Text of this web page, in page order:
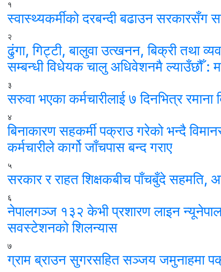
१
स्वास्थ्यकर्मीको दरबन्दी बढाउन सरकारसँग
२
ढुंगा, गिट्टी, बालुवा उत्खनन, बिक्री तथा
सम्बन्धी विधेयक चालु अधिवेशनमै ल्याउँछौँ :
३
सरुवा भएका कर्मचारीलाई ७ दिनभित्र रमाना
४
बिनाकारण सहकर्मी पक्राउ गरेको भन्दै
कर्मचारीले कार्गो जाँचपास बन्द गराए
५
सरकार र राहत शिक्षकबीच पाँचबुँदे सहमति,
६
नेपालगञ्ज १३२ केभी प्रशारण लाइन
सवस्टेशनको शिलन्यास
७
ग्राम ब्राउन सुगरसहित सञ्जय जमुनाहमा